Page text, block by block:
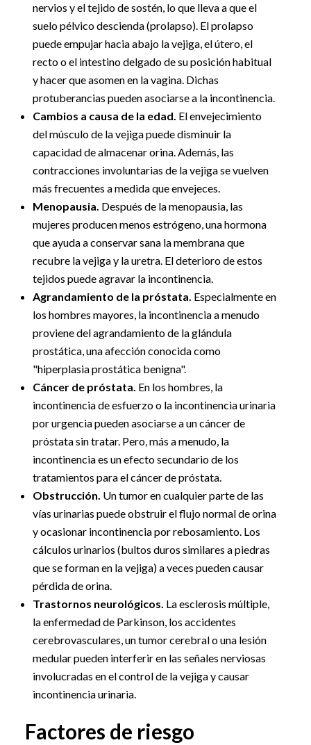
nervios y el tejido de sostén, lo que lleva a que el
suelo pélvico descienda (prolapso). El prolapso
puede empujar hacia abajo la vejiga, el útero, el
recto o el intestino delgado de su posición habitual
y hacer que asomen en la vagina. Dichas
protuberancias pueden asociarse a la incontinencia.
Cambios a causa de la edad. El envejecimiento
del músculo de la vejiga puede disminuir la
capacidad de almacenar orina. Además, las
contracciones involuntarias de la vejiga se vuelven
más frecuentes a medida que envejeces.
Menopausia. Después de la menopausia, las
mujeres producen menos estrógeno, una hormona
que ayuda a conservar sana la membrana que
recubre la vejiga y la uretra. El deterioro de estos
tejidos puede agravar la incontinencia.
Agrandamiento de la próstata. Especialmente en
los hombres mayores, la incontinencia a menudo
proviene del agrandamiento de la glándula
prostática, una afección conocida como
"hiperplasia prostática benigna".
Cáncer de próstata. En los hombres, la
incontinencia de esfuerzo o la incontinencia urinaria
por urgencia pueden asociarse a un cáncer de
próstata sin tratar. Pero, más a menudo, la
incontinencia es un efecto secundario de los
tratamientos para el cáncer de próstata.
Obstrucción. Un tumor en cualquier parte de las
vías urinarias puede obstruir el flujo normal de orina
y ocasionar incontinencia por rebosamiento. Los
cálculos urinarios (bultos duros similares a piedras
que se forman en la vejiga) a veces pueden causar
pérdida de orina.
Trastornos neurológicos. La esclerosis múltiple,
la enfermedad de Parkinson, los accidentes
cerebrovasculares, un tumor cerebral o una lesión
medular pueden interferir en las señales nerviosas
involucradas en el control de la vejiga y causar
incontinencia urinaria.
Factores de riesgo